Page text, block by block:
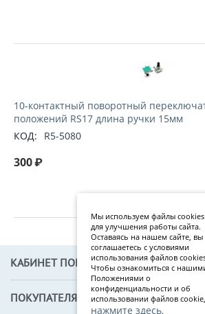
10-контактный поворотный
положений RS17 длина ручки 15мм
КОД:
R5-5080
300₽
КАБИНЕТ ПОКУПАТЕЛЯ
ПОКУПАТЕЛЯМ
Мы используем файлы cookies
для улучшения работы сайта.
Оставаясь на нашем сайте, вы
соглашаетесь с условиями
использования файлов
Чтобы ознакомиться с
Положениями о
конфиденциальности и об
использовании файлов cookie,
нажмите здесь.